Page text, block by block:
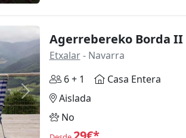
Siguiente
Agerrebereko Borda II
Etxalar- Navarra
6 + 1
Casa Entera
Aislada
No